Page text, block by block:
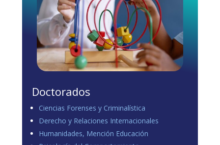
Doctorados
Ciencias Forenses y Criminalística
Derecho y Relaciones Internacionales
Humanidades, Mención Educación